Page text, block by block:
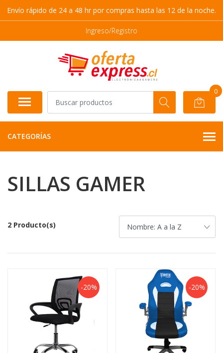
Envío rápido de 24 a 48 hr por compras hasta las 12 de la noche.
Ingreso/Registro
0
CATEGORÍAS
SILLAS GAMER
2 Producto(s)
-20% -20%